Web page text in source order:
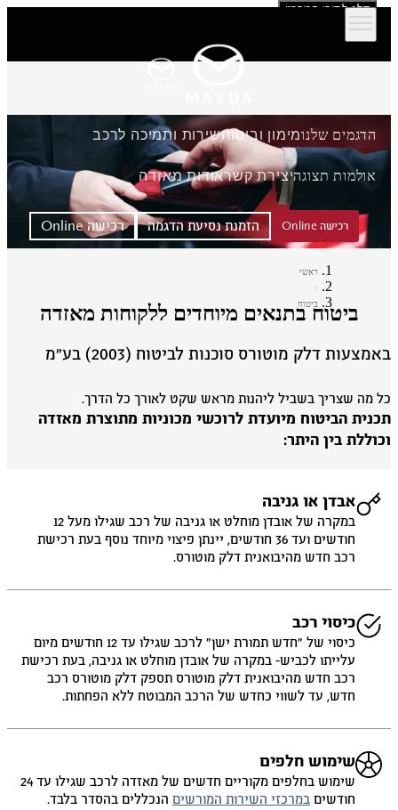
דלג לתוכן המרכזי
הדגמים שלנומימון וביטוחשירות ותמיכה לרכב
אולמות תצוגהיצירת קשראודות מאזדה
רכישה Online הזמנת נסיעת הדגמה רכישה Online
ראשי
ביטוח
ביטוח בתנאים מיוחדים ללקוחות מאזדה
דלק מוטורס סוכנות לביטוח (2003) בע״מ
מה שצריך בשביל ליהנות מראש שקט לאורך כל הדרך.
הביטוח מיועדת לרוכשי מכוניות מתוצרת מאזדה
בין היתר:
אבדן או גניבה
במקרה של אובדן מוחלט או גניבה של רכב שגילו מעל 12
חודשים ועד 36 חודשים, יינתן פיצוי מיוחד נוסף בעת רכישת
רכב חדש מהיבואנית דלק מוטורס.
כיסוי רכב
כיסוי של ״חדש תמורת ישן״ לרכב שגילו עד 12 חודשים מיום
עלייתו לכביש- במקרה של אובדן מוחלט או גניבה, בעת רכישת
רכב חדש מהיבואנית דלק מוטורס תספק דלק מוטורס רכב
חדש, עד לשווי כחדש של הרכב המבוטח ללא הפחתות.
שימוש חלפים
שימוש בחלפים מקוריים חדשים של מאזדה לרכב שגילו עד 24
חודשיםבמרכזי השירות המורשיםהנכללים בהסדר בלבד.